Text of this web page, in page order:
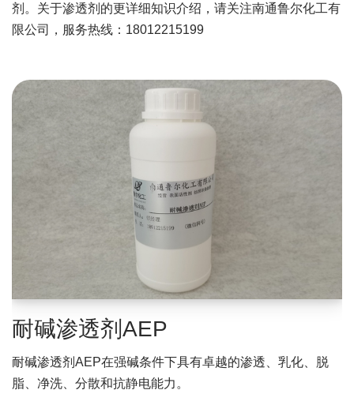
剂。关于渗透剂的更详细知识介绍，请关注南通鲁尔化工有
限公司，服务热线：18012215199
耐碱渗透剂AEP
耐碱渗透剂AEP在强碱条件下具有卓越的渗透、乳化、脱
脂、净洗、分散和抗静电能力。